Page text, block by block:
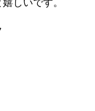
しいです。